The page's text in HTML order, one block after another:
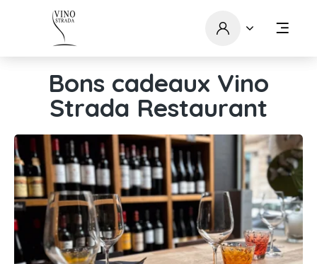
Bons cadeaux Vino
Strada Restaurant